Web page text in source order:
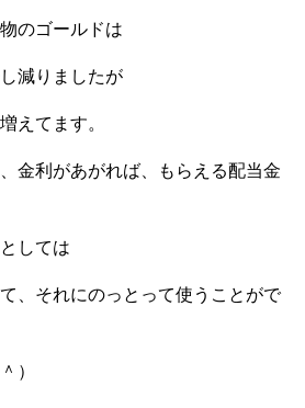
のゴールドは
減りましたが
えてます。
金利があがれば、もらえる配当金
しては
、それにのっとって使うことがで
）